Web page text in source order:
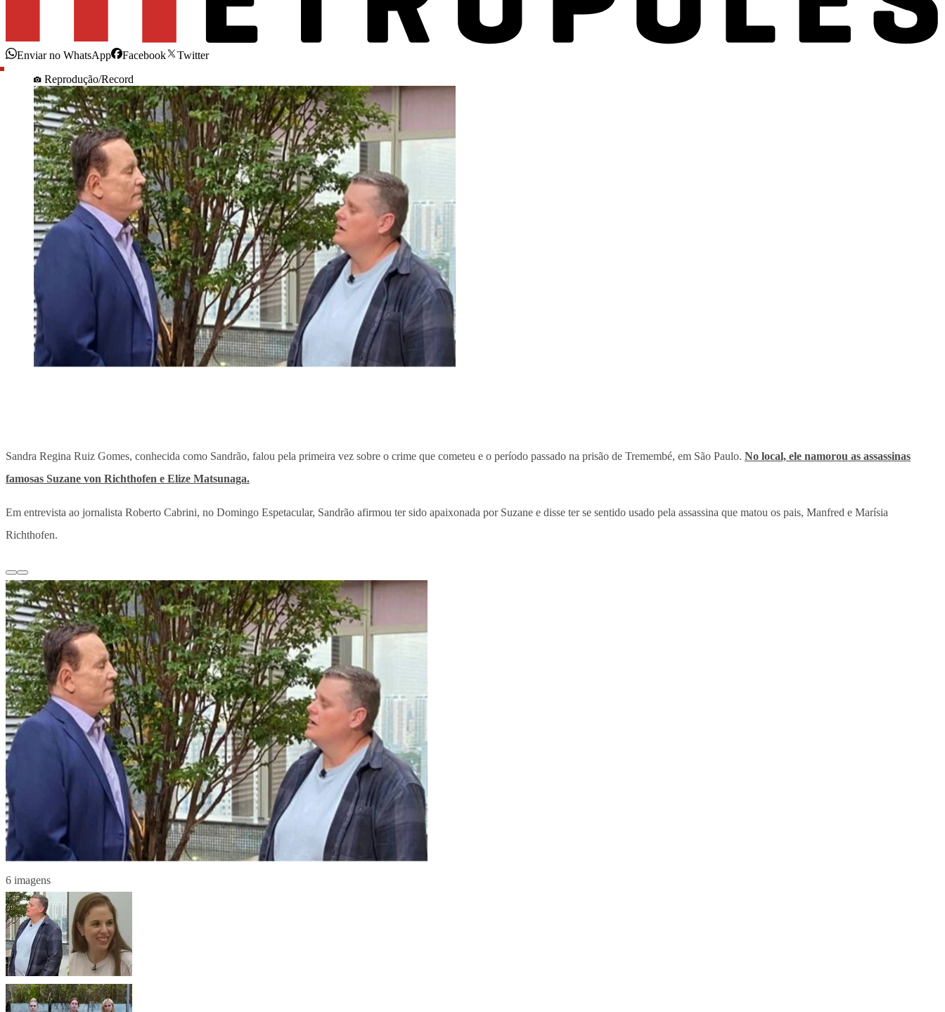
Enviar no WhatsApp Facebook
Twitter
Reprodução/Record
Sandra Regina Ruiz Gomes, conhecida como Sandrão, falou pela primeira vez sobre o crime que cometeu e o período passado na prisão de Tremembé, em São Paulo. No local, ele namorou as assassinas
famosas Suzane von Richthofen e Elize Matsunaga.
Em entrevista ao jornalista Roberto Cabrini, no Domingo Espetacular, Sandrão afirmou ter sido apaixonada por Suzane e disse ter se sentido usado pela assassina que matou os pais, Manfred e Marísia
Richthofen.
6 imagens